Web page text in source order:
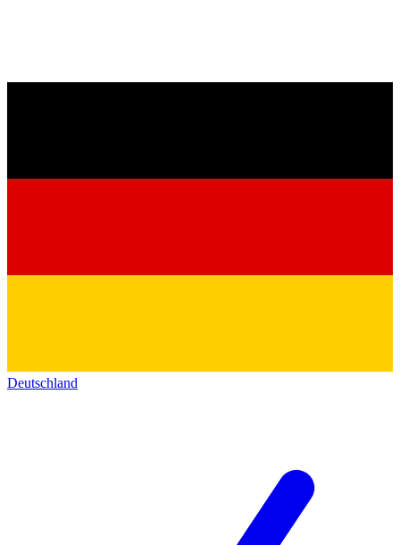
Deutschland